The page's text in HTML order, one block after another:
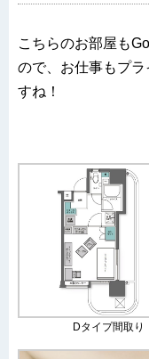
こちらのお部屋も
ので、お仕事もプ
すね！
Dタイプ間取り